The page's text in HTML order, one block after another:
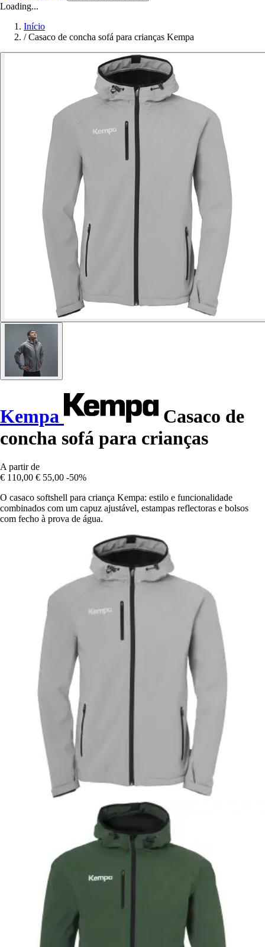
Loading...
Início
/ Casaco de concha sofá para crianças Kempa
Kempa
Casaco de
concha sofá para crianças
A partir de
€ 110,00 € 55,00 -50%
O casaco softshell para criança Kempa: estilo e funcionalidade
combinados com um capuz ajustável, estampas reflectoras e bolsos
com fecho à prova de água.